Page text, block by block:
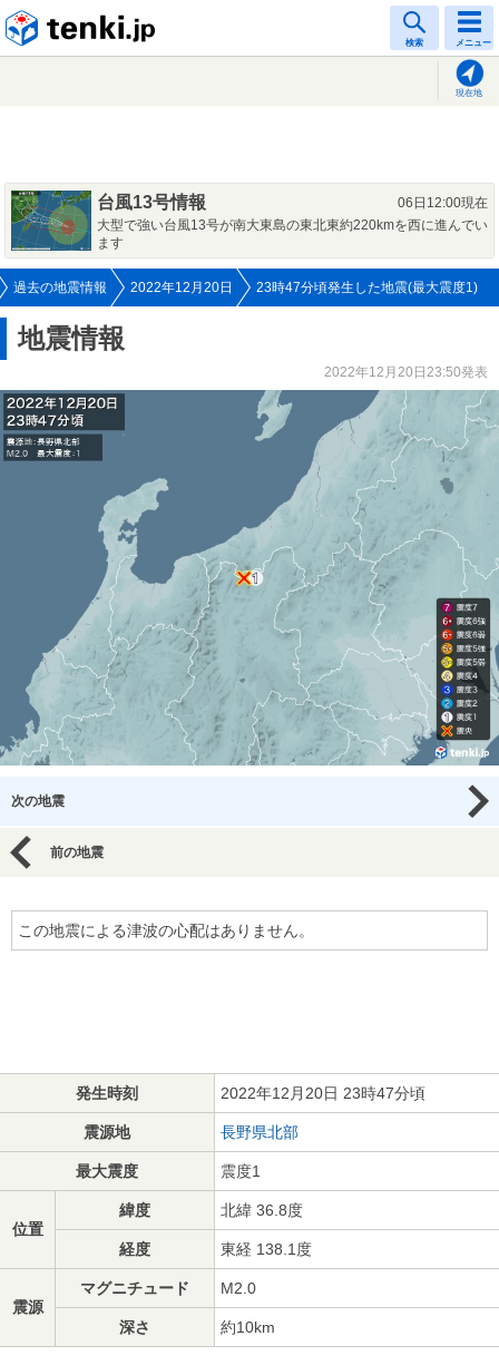
検索 メニュー
現在地
台風13号情報
06日12:00現在
大型で強い台風13号が南大東島の東北東約220kmを西に進んでい
ます
過去の地震情報 2022年12月20日 23時47分頃発生した地震(最大震度1)
地震情報
2022年12月20日23:50発表
次の地震
前の地震
この地震による津波の心配はありません。
発生時刻 2022年12月20日 23時47分頃
震源地 長野県北部
最大震度 震度1
位置
緯度 北緯 36.8度
経度 東経 138.1度
震源
マグニチュード M2.0
深さ 約10km